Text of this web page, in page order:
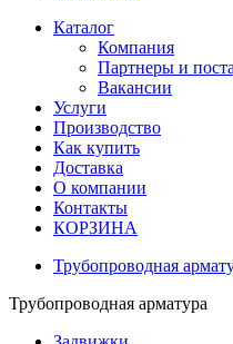
Каталог
Компания
Партнеры и
Вакансии
Услуги
Производство
Как купить
Доставка
О компании
Контакты
КОРЗИНА
Трубопроводная
Трубопроводная арматура